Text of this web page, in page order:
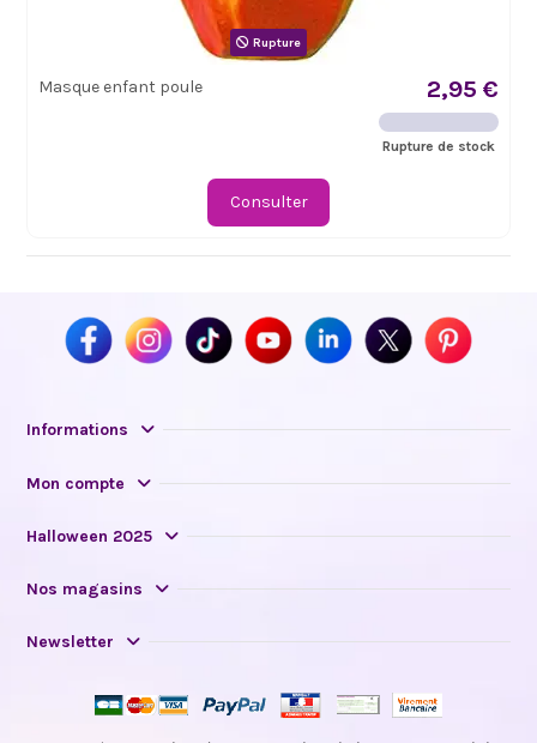
Rupture
Masque enfant poule 2,95 €
Rupture de stock
Consulter
Informations
Mon compte
Halloween 2025
Nos magasins
Newsletter